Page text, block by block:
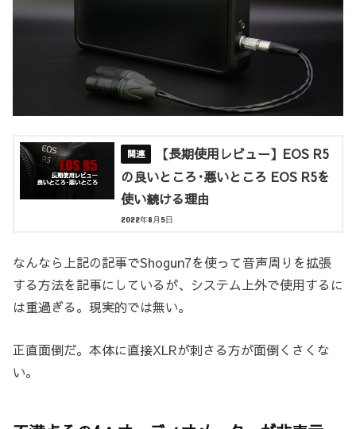
【長期使用レビュー】EOS R5
の良いところ･悪いところ EOS R5を
使い続ける理由
2022年8月5日
なんなら上記の記事でShogun7を使って音声周りを拡張
する方法を記事にしているが、システム上外で使用するに
は重過ぎる。現実的では無い。
正直面倒だ。本体に直接XLRが刺さる方が面倒くさくな
い。